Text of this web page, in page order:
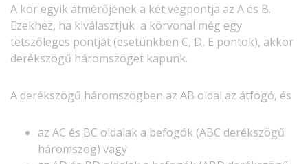
A kör egyik átmérőjének a két végpontja az A és B.
Ezekhez, ha kiválasztjuk a körvonal még egy
tetszőleges pontját (esetünkben C, D, E pontok), akkor
derékszögű háromszöget kapunk.
A derékszögű háromszögben az AB oldal az átfogó, és
az AC és BC oldalak a befogók (ABC derékszögű
háromszög) vagy